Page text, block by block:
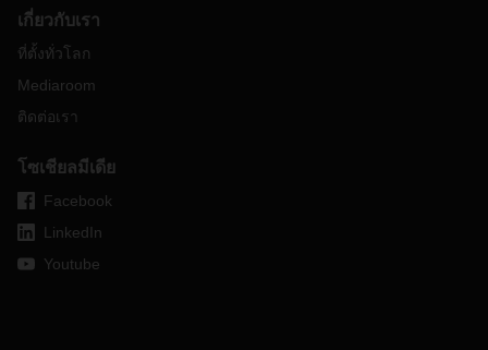
เกี่ยวกับเรา
ที่ตั้งทั่วโลก
Mediaroom
ติดต่อเรา
โซเชียลมีเดีย
Facebook
LinkedIn
Youtube